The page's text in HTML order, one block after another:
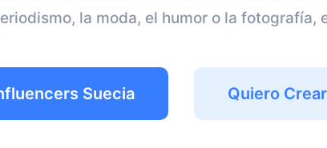
la moda, el humor o la fotografía,
Suecia Quiero